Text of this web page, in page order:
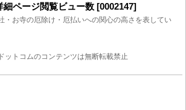
細ページ閲覧ビュー数 [0002147]
・お寺の厄除け・厄払いへの関心の高さを表してい
トコムのコンテンツは無断転載禁止